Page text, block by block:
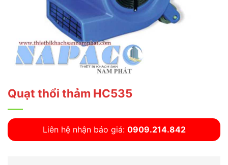
Quạt thổi thảm HC535
Liên hệ nhận báo giá: 0909.214.842